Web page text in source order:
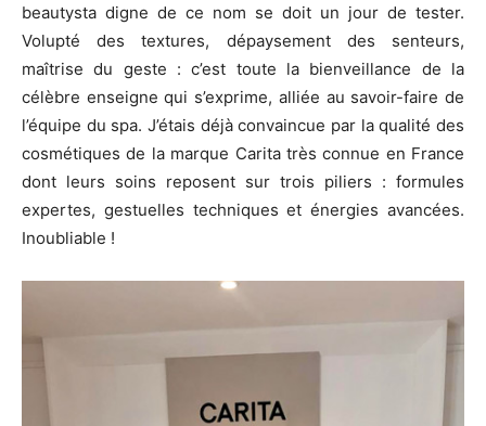
beautysta digne de ce nom se doit un jour de tester.
Volupté des textures, dépaysement des senteurs,
maîtrise du geste : c’est toute la bienveillance de la
célèbre enseigne qui s’exprime, alliée au savoir-faire de
l’équipe du spa. J’étais déjà convaincue par la qualité des
cosmétiques de la marque Carita très connue en France
dont leurs soins reposent sur trois piliers : formules
expertes, gestuelles techniques et énergies avancées.
Inoubliable !